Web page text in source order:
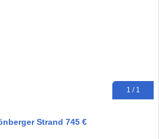
1 / 1
Strand 745 €